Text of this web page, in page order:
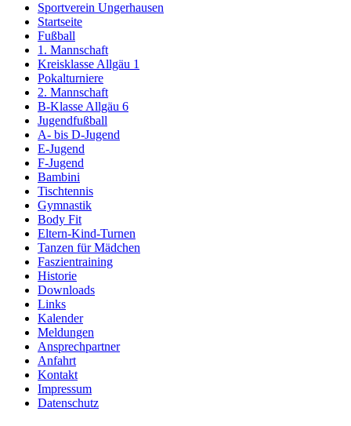
Sportverein Ungerhausen
Startseite
Fußball
1. Mannschaft
Kreisklasse Allgäu 1
Pokalturniere
2. Mannschaft
B-Klasse Allgäu 6
Jugendfußball
A- bis D-Jugend
E-Jugend
F-Jugend
Bambini
Tischtennis
Gymnastik
Body Fit
Eltern-Kind-Turnen
Tanzen für Mädchen
Faszientraining
Historie
Downloads
Links
Kalender
Meldungen
Ansprechpartner
Anfahrt
Kontakt
Impressum
Datenschutz